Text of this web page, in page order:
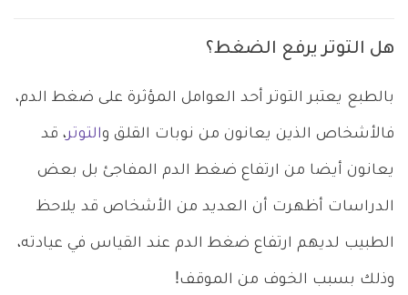
هل التوتر يرفع الضغط؟
بالطبع يعتبر التوتر أحد العوامل المؤثرة على ضغط الدم،
فالأشخاص الذين يعانون من نوبات القلق والتوتر، قد
يعانون أيضا من ارتفاع ضغط الدم المفاجئ بل بعض
الدراسات أظهرت أن العديد من الأشخاص قد يلاحظ
الطبيب لديهم ارتفاع ضغط الدم عند القياس في عيادته،
وذلك بسبب الخوف من الموقف!